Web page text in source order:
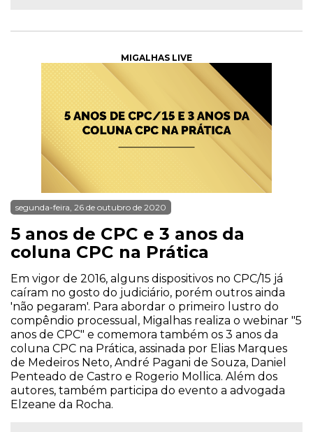
MIGALHAS LIVE
segunda-feira, 26 de outubro de 2020
5 anos de CPC e 3 anos da
coluna CPC na Prática
Em vigor de 2016, alguns dispositivos no CPC/15 já
caíram no gosto do judiciário, porém outros ainda
'não pegaram'. Para abordar o primeiro lustro do
compêndio processual, Migalhas realiza o webinar "5
anos de CPC" e comemora também os 3 anos da
coluna CPC na Prática, assinada por Elias Marques
de Medeiros Neto, André Pagani de Souza, Daniel
Penteado de Castro e Rogerio Mollica. Além dos
autores, também participa do evento a advogada
Elzeane da Rocha.